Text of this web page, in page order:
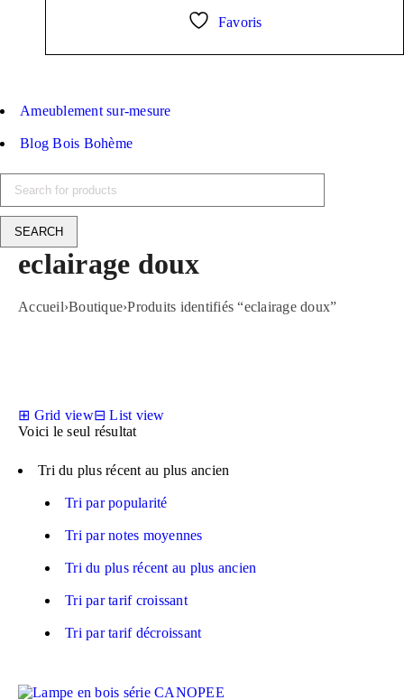
Favoris
Ameublement sur-mesure
Blog Bois Bohème
eclairage doux
Accueil›Boutique›Produits identifiés “eclairage doux”
⊞ Grid view⊟List view
Voici le seul résultat
Tri du plus récent au plus ancien
Tri par popularité
Tri par notes moyennes
Tri du plus récent au plus ancien
Tri par tarif croissant
Tri par tarif décroissant